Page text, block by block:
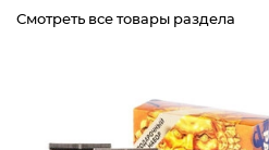
Смотреть все товары раздела